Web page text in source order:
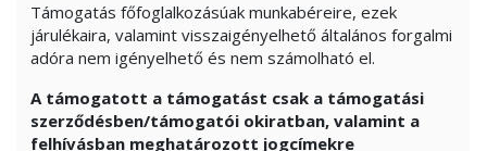
Támogatás főfoglalkozásúak munkabéreire, ezek
járulékaira, valamint visszaigényelhető általános forgalmi
adóra nem igényelhető és nem számolható el.
A támogatott a támogatást csak a támogatási
szerződésben/támogatói okiratban, valamint a
felhívásban meghatározott jogcímekre